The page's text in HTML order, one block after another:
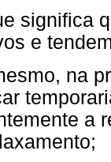
significa
e
na
a